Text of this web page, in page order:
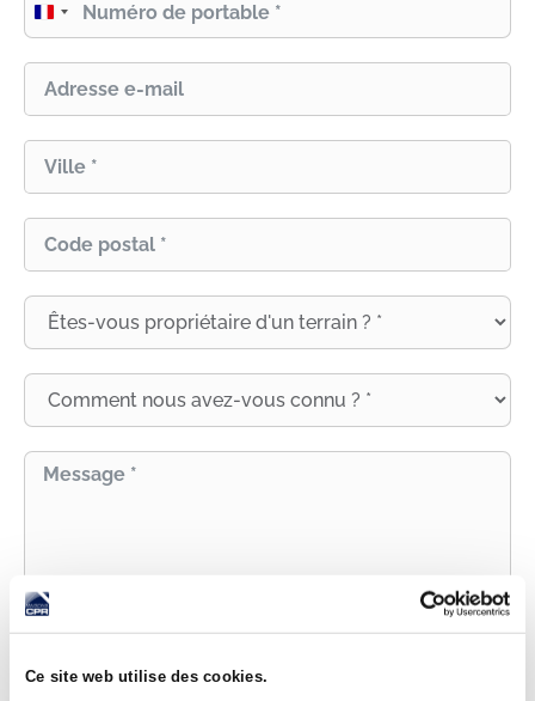
Ce site web utilise des cookies.
France
+33
J'accepte que mes informations soient utilisées afin
de me recontacter pour traiter ma demande.